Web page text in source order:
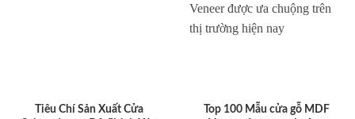
Tiêu Chí Sản Xuất Cửa
Top 100 Mẫu cửa gỗ MDF